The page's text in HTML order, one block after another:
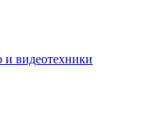
и видеотехники